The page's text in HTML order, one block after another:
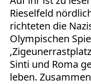
Rieselfeld
richteten die
Olympischen
Sinti und Roma
leben.